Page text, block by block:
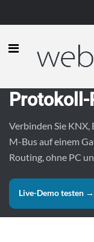
Protokoll-
Verbinden Sie KNX,
M-Bus auf einem
Routing, ohne PC
Live-Demo testen →